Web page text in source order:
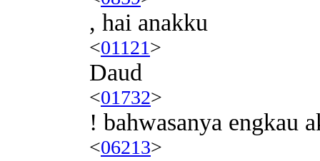
, hai anakku
<01121>
Daud
<01732>
! bahwasanya engkau
<06213>